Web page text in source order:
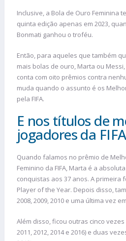
Inclusive, a Bola de Ouro Feminina
quinta edição apenas em 2023,
Bonmati ganhou o troféu.
Então, para aqueles que também
mais bolas de ouro, Marta ou
conta com oito prêmios contra
muda quando o assunto é os
pela FIFA.
E nos títulos de
jogadores da
Quando falamos no prêmio de
Feminino da FIFA, Marta é a
conquistas aos 37 anos. A primeira
Player of the Year. Depois disso,
2008, 2009, 2010 e uma última vez
Além disso, ficou outras cinco
2011, 2012, 2014 e 2016) e duas